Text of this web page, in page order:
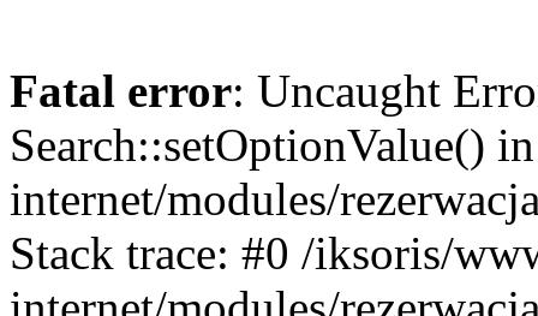
Fatal error: Uncaught
Search::setOptionValue()
internet/modules/
Stack trace: #0 /iksoris/